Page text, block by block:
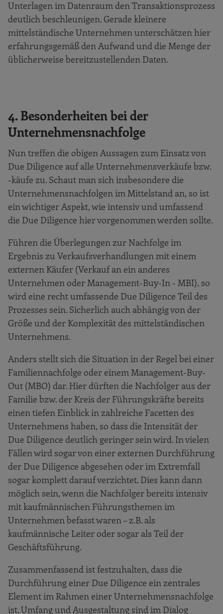
Unterlagen im Datenraum den Transaktionsprozess
deutlich beschleunigen. Gerade kleinere
mittelständische Unternehmen unterschätzen hier
erfahrungsgemäß den Aufwand und die Menge der
üblicherweise bereitzustellenden Daten.
4. Besonderheiten bei der
Unternehmensnachfolge
Nun treffen die obigen Aussagen zum Einsatz von
Due Diligence auf alle Unternehmensverkäufe bzw.
-käufe zu. Schaut man sich insbesondere die
Unternehmensnachfolgen im Mittelstand an, so ist
ein wichtiger Aspekt, wie intensiv und umfassend
die Due Diligence hier vorgenommen werden sollte.
Führen die Überlegungen zur Nachfolge im
Ergebnis zu Verkaufsverhandlungen mit einem
externen Käufer (Verkauf an ein anderes
Unternehmen oder Management-Buy-In - MBI), so
wird eine recht umfassende Due Diligence Teil des
Prozesses sein. Sicherlich auch abhängig von der
Größe und der Komplexität des mittelständischen
Unternehmens.
Anders stellt sich die Situation in der Regel bei einer
Familiennachfolge oder einem Management-Buy-
Out (MBO) dar. Hier dürften die Nachfolger aus der
Familie bzw. der Kreis der Führungskräfte bereits
einen tiefen Einblick in zahlreiche Facetten des
Unternehmens haben, so dass die Intensität der
Due Diligence deutlich geringer sein wird. In vielen
Fällen wird sogar von einer externen Durchführung
der Due Diligence abgesehen oder im Extremfall
sogar komplett darauf verzichtet. Dies kann dann
möglich sein, wenn die Nachfolger bereits intensiv
mit kaufmännischen Führungsthemen im
Unternehmen befasst waren – z.B. als
kaufmännische Leiter oder sogar als Teil der
Geschäftsführung.
Zusammenfassend ist festzuhalten, dass die
Durchführung einer Due Diligence ein zentrales
Element im Rahmen einer Unternehmensnachfolge
ist. Umfang und Ausgestaltung sind im Dialog